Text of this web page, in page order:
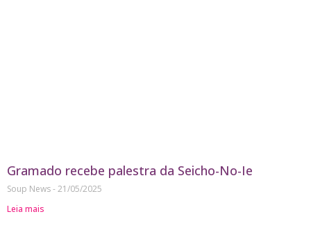
Gramado recebe palestra da Seicho-No-Ie
Soup News 21/05/2025
Leia mais